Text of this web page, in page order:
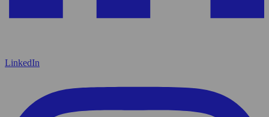
LinkedIn